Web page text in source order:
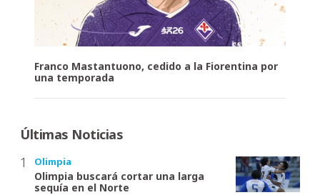
Franco Mastantuono, cedido a la Fiorentina por
una temporada
Últimas Noticias
Olimpia
Olimpia buscará cortar una larga
sequía en el Norte